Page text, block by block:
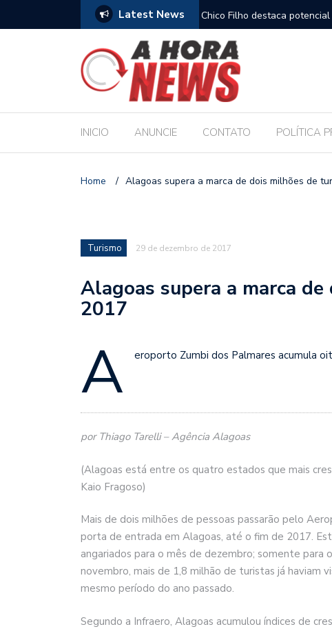
Latest News
escolares e sanciona jornada de 30 horas
Chico Filho destaca
Internacional de Maceió
INICIO ANUNCIE CONTATO POLÍTICA
Home / Alagoas supera a marca de dois milhões de
Turismo 29 de dezembro de 2017
Alagoas supera a marca
2017
A eroporto Zumbi dos Palmares acumula
por Thiago Tarelli – Agência Alagoas
(Alagoas está entre os quatro estados que mais
Kaio Fragoso)
Mais de dois milhões de pessoas passarão pelo
porta de entrada em Alagoas, até o fim de 2017.
angariados para o mês de dezembro; somente
novembro, mais de 1,8 milhão de turistas já haviam
mesmo período do ano passado.
Segundo a Infraero, Alagoas acumulou índices de